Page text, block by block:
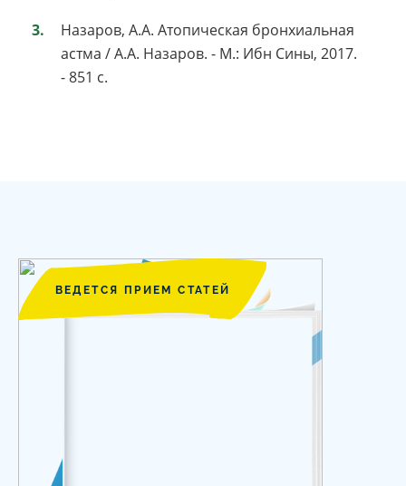
Назаров, А.А. Атопическая бронхиальная
астма / А.А. Назаров. - М.: Ибн Сины, 2017.
- 851 c.
ВЕДЕТСЯ ПРИЕМ СТАТЕЙ